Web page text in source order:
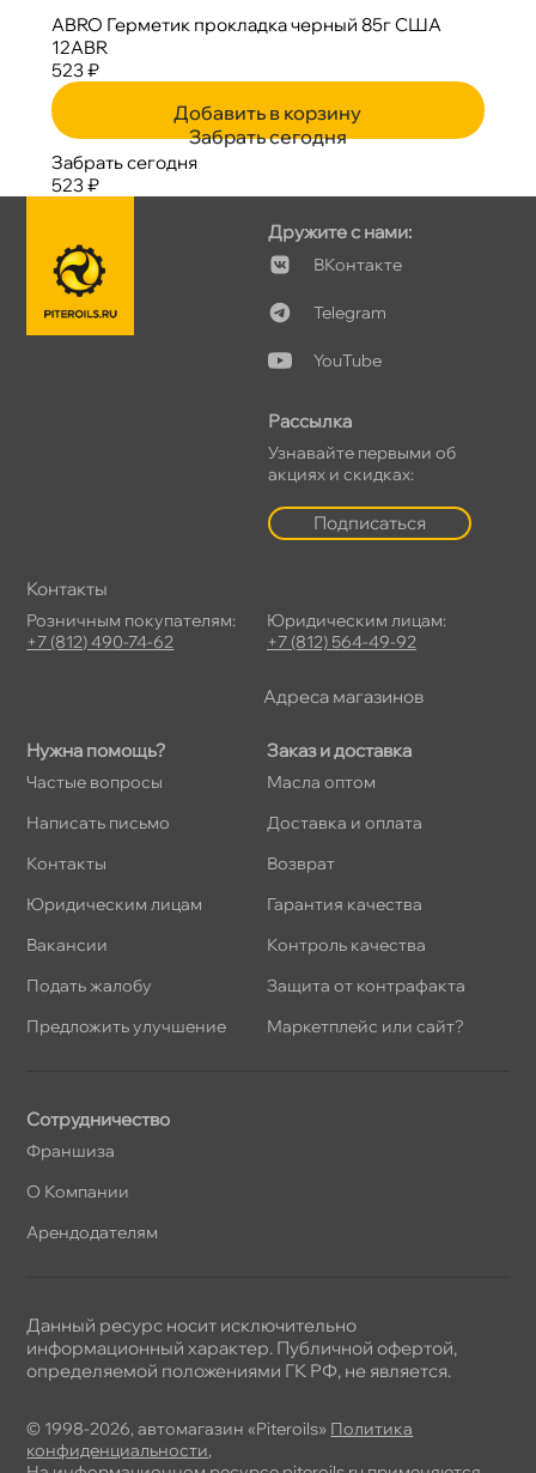
ABRO Герметик прокладка черный 85г США
12ABR
523 ₽
Добавить в корзину
Забрать сегодня
Забрать сегодня
523 ₽
Нужна помощь?
Частые вопросы
Написать письмо
Контакты
Юридическим лицам
акансии
Подать жалобу
Предложить улучшение
Заказ и доставка
Масла оптом
Доставка и оплата
озврат
Гарантия качества
Контроль качества
Защита от контрафакта
Маркетплейс или сайт?
Дружите с нами:
Контакте
Telegram
YouTube
Рассылка
Узнавайте первыми о
акциях и скидках:
Подписаться
Сотрудничество
Франшиза
О Компании
Арендодателям
Контакты
Розничным покупателям:
+7 (812) 490-74-62
Юридическим лицам:
+7 (812) 564-49-92
Адреса магазино
© 1998-2026, автомагазин «Piteroils» Политика
конфиденциальности,
Данный ресурс носит исключительно
информационный характер. Публичной офертой,
определяемой положениями ГК РФ, не является.